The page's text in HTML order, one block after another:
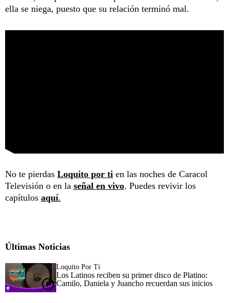
ella se niega, puesto que su relación terminó mal.
No te pierdas Loquito por ti en las noches de Caracol
Televisión o en la señal en vivo. Puedes revivir los
capítulos aquí.
Últimas Noticias
Loquito Por Ti
Los Latinos reciben su primer disco de Platino:
Camilo, Daniela y Juancho recuerdan sus inicios